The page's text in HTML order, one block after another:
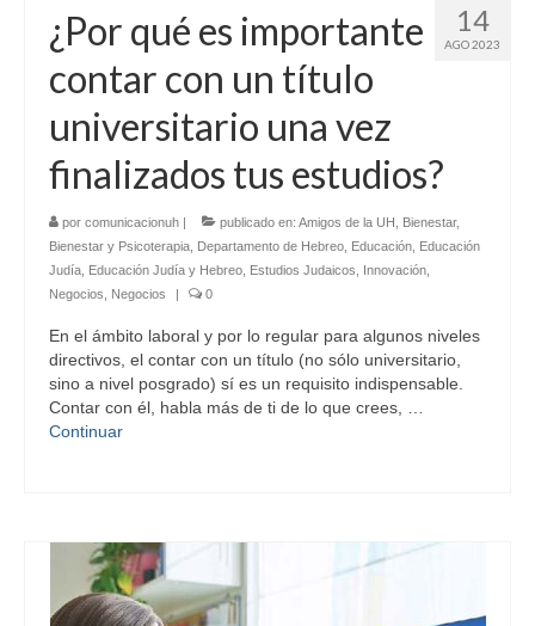
14
AGO 2023
¿Por qué es importante
contar con un título
universitario una vez
finalizados tus estudios?
por comunicacionuh | publicado en: Amigos de la UH Bienestar,
Bienestar y Psicoterapia Departamento de Hebreo Educación Educación
Judía Educación Judía y Hebreo Estudios Judaicos Innovación
Negocios
Negocios | 0
En el ámbito laboral y por lo regular para algunos niveles
directivos, el contar con un título (no sólo universitario,
sino a nivel posgrado) sí es un requisito indispensable.
Contar con él, habla más de ti de lo que crees, …
Continuar